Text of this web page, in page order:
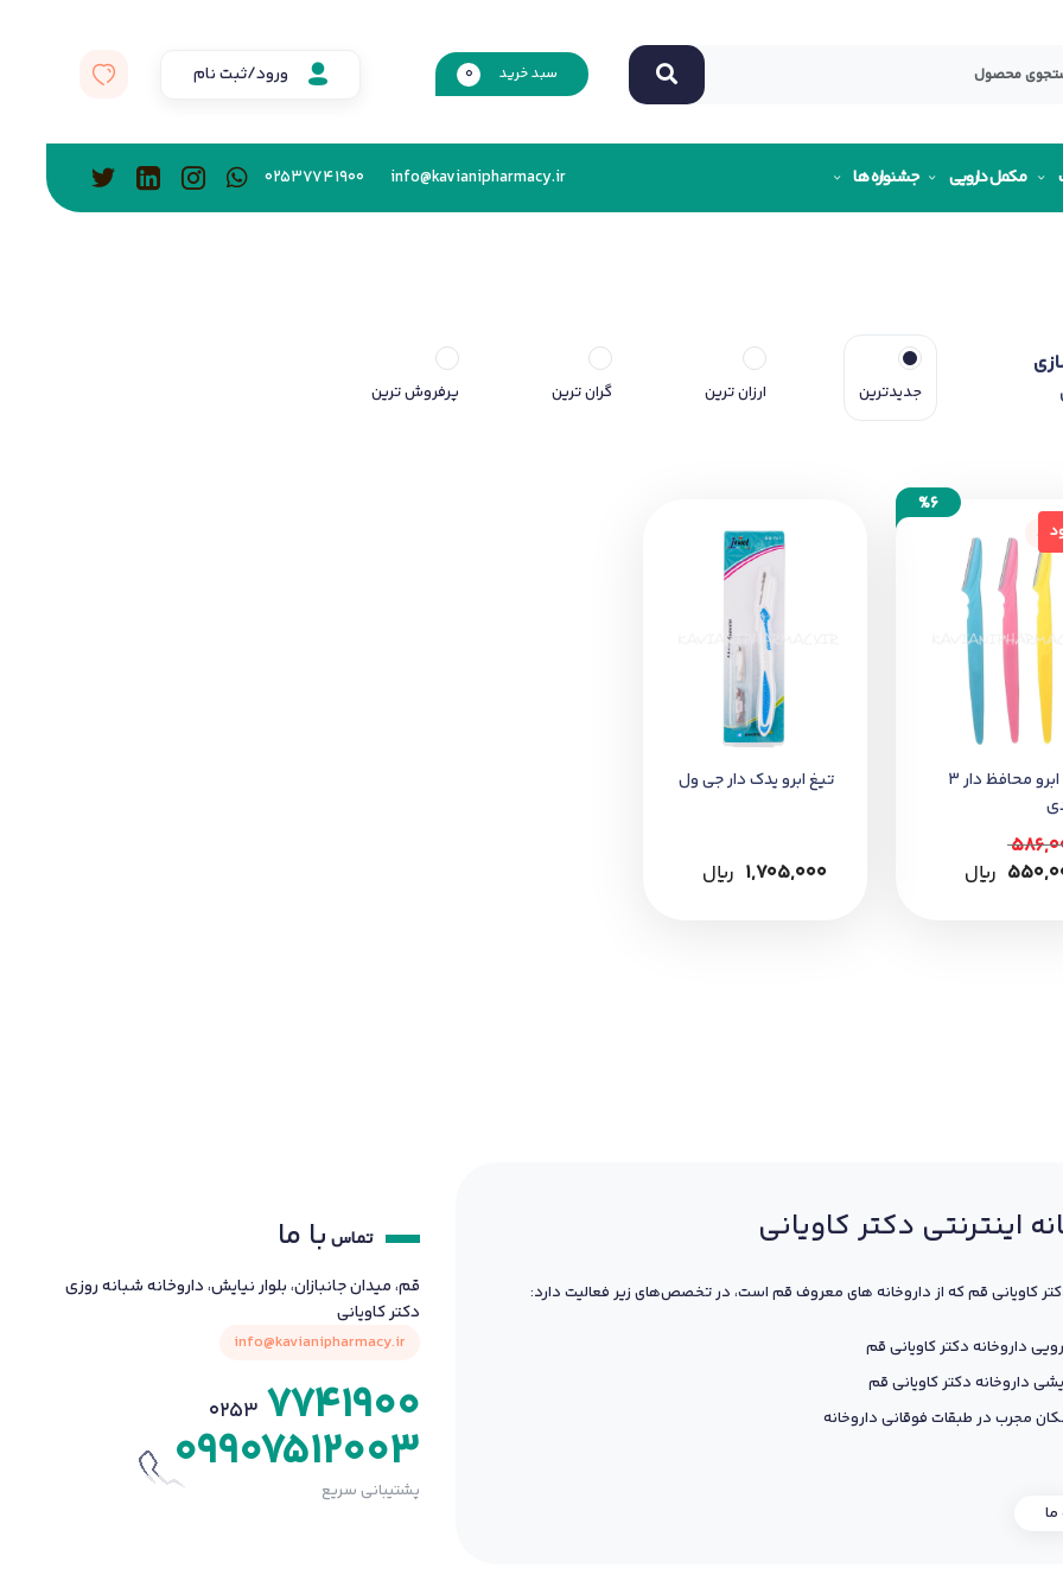
سبد خرید 0 ورود/ثبت نام
مکمل دارویی جشنواره ها info@kavianipharmacy.ir
02537741900
جدیدترین ارزان ترین گران ترین پرفروش ترین
%6
تیغ ابرو محافظ دار 3
﷼
تیغ ابرو یدک دار جی ول
1,705,000 ﷼
اینترنتی دکتر کاویانی
کاویانی قم که از داروخانه های معروف قم است، در تخصص‌های زیر فعالیت دارد:
داروخانه دکتر کاویانی قم
داروخانه دکتر کاویانی قم
مجرب در طبقات فوقانی داروخانه
ما
تماس با ما
قم، میدان جانبازان، بلوار نیایش، داروخانه شبانه روزی
دکتر کاویانی
info@kavianipharmacy.ir
0253 7741900
09907512003
پشتیبانی سریع